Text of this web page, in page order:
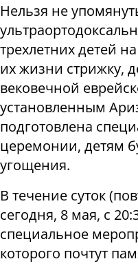
Нельзя не
трехлетних детей
их жизни стрижку,
вековечной
установленным
подготовлена
церемонии, детям
угощения.
В течение суток
сегодня, 8 мая, с
специальное
которого почтут